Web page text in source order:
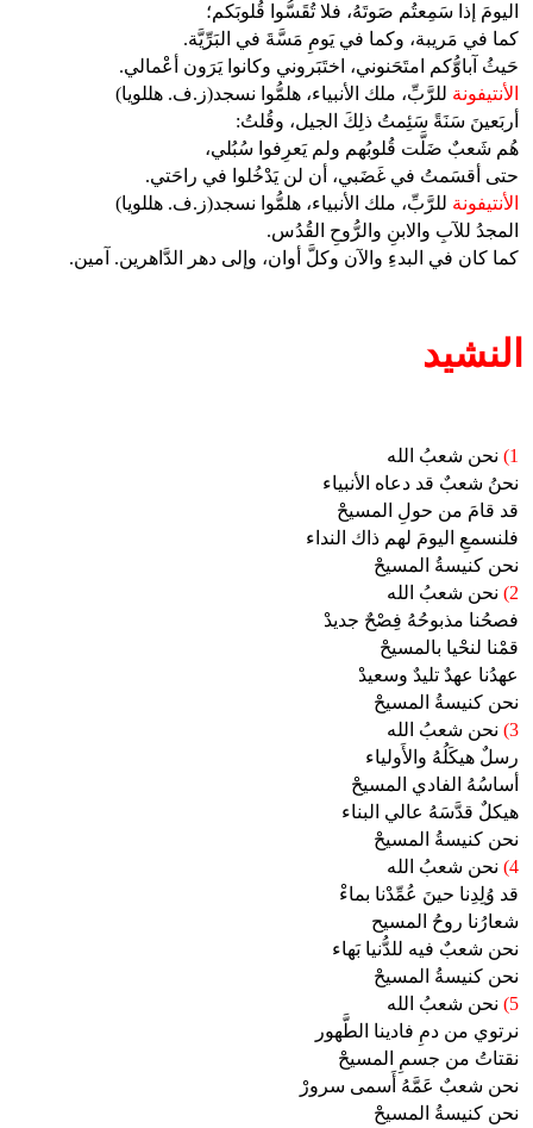
اليومَ إذا سَمِعتُم صَوتَهُ، فلا تُقَسُّوا قُلوبَكم؛
كما في مَريبة، وكما في يَومِ مَسَّةَ في البَرِّيَّة.
حَيثُ آباوُّكم امتَحَنوني، اختَبَروني وكانوا يَرَون أعْمالي.
الأنتيفونة للرَّبِّ، ملك الأنبياء، هلمُّوا نسجد(ز.ف. هللويا)
أربَعينَ سَنَةً سَئِمتُ ذلِكَ الجيل، وقُلتُ:
هُم شَعبٌ ضَلَّت قُلوبُهم ولم يَعرِفوا سُبُلي،
حتى أقسَمتُ في غَضَبي، أن لن يَدْخُلوا في راحَتي.
الأنتيفونة للرَّبِّ، ملك الأنبياء، هلمُّوا نسجد(ز.ف. هللويا)
المجدُ للآبِ والابنِ والرُّوحِ القُدُس.
كما كان في البدءِ والآن وكلَّ أوان، وإلى دهر الدَّاهرين. آمين.
النشيد
1)
نحن شعبُ الله
نحنُ شعبٌ قد دعاه الأنبياء
قد قامَ من حولِ المسيحْ
فلنسمعِ اليومَ لهم ذاك النداء
نحن كنيسةُ المسيحْ
2)
نحن شعبُ الله
فصحُنا مذبوحُهُ فِصْحٌ جديدْ
قمْنا لنحْيا بالمسيحْ
عهدُنا عهدٌ تليدٌ وسعيدْ
نحن كنيسةُ المسيحْ
3) نحن شعبُ الله
رسلٌ هيكَلُهُ والأَولياء
أساسُهُ الفادي المسيحْ
هيكلٌ قدَّسَهُ عالي البناء
نحن كنيسةُ المسيحْ
4) نحن شعبُ الله
قد وُلِدِنا حينَ عُمِّدْنا بماءْ
شعارُنا روحُ المسيح
نحن شعبٌ فيه للدُّنيا بَهاء
نحن كنيسةُ المسيحْ
5)
نحن شعبُ الله
نرتوي من دمِ فادينا الطَّهور
نقتاتُ من جسمِ المسيحْ
نحن شعبٌ عَمَّهُ أَسمى سرورْ
نحن كنيسةُ المسيحْ